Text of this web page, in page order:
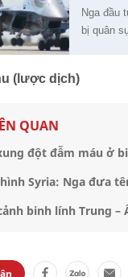
Nga đầu
bị quân
(lược dịch)
QUAN
đột đẫm máu ở
Syria: Nga đưa
binh lính Trung